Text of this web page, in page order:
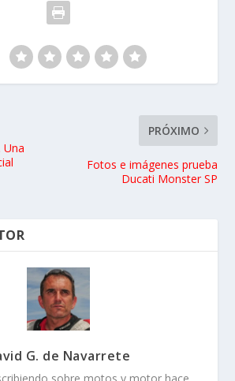
Una
PRÓXIMO
Fotos e imágenes prueba
Ducati Monster SP
G. de Navarrete